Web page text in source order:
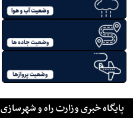
پایگاه خبری وزارت راه و شهرسازی